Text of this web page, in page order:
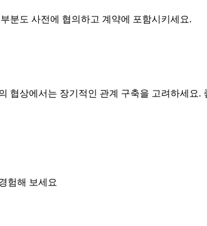
분도 사전에 협의하고 계약에 포함시키세요.
협상에서는 장기적인 관계 구축을 고려하세요
험해 보세요